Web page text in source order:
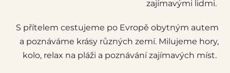
zajímavými lidmi.
S přítelem cestujeme po Evropě obytným autem
a poznáváme krásy různých zemí. Milujeme hory,
kolo, relax na pláži a poznávání zajímavých míst.